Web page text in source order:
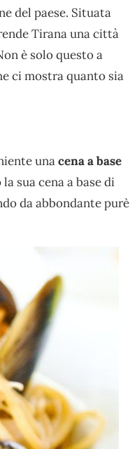
del paese. Situata
Tirana una città
è solo questo a
ci mostra quanto sia
unacena a base
sua cena a base di
da abbondante purè